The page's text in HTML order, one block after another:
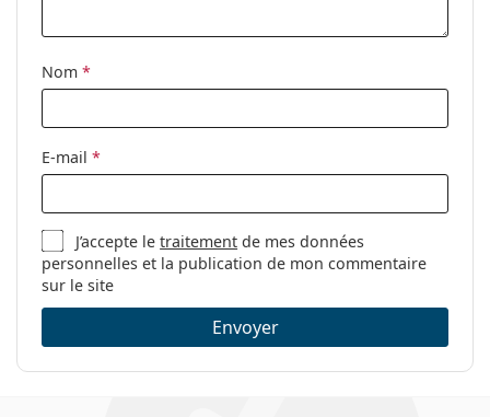
Nom *
E-mail *
J’accepte letraitement de mes données
personnelles et la publication de mon commentaire
sur le site
Envoyer